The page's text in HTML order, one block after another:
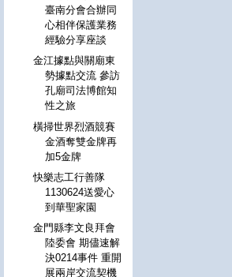
臺南分會合辦同
心相伴保護業務
經驗分享座談
金江據點與關廟東
勢據點交流 參訪
孔廟司法博館知
性之旅
橫掃世界烈酒競賽
金酒奪雙金牌再
加5金牌
快樂志工行善隊
1130624送愛心
到華聖家園
金門縣李文良拜會
陸委會 期儘速解
決0214事件 重開
展兩岸交流契機